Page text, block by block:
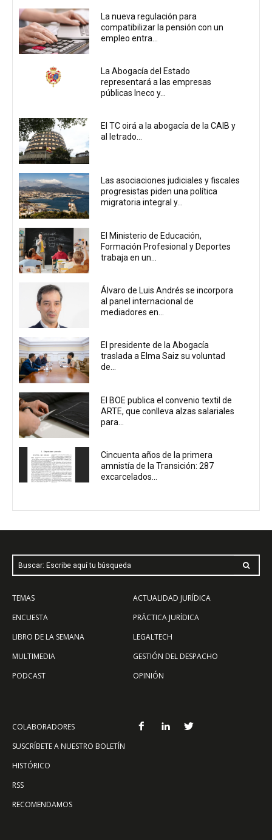
La nueva regulación para
compatibilizar la pensión con un
empleo entra...
La Abogacía del Estado
representará a las empresas
públicas Ineco y...
El TC oirá a la abogacía de la CAIB y
al letrado...
Las asociaciones judiciales y fiscales
progresistas piden una política
migratoria integral y...
El Ministerio de Educación,
Formación Profesional y Deportes
trabaja en un...
Álvaro de Luis Andrés se incorpora
al panel internacional de
mediadores en...
El presidente de la Abogacía
traslada a Elma Saiz su voluntad
de...
El BOE publica el convenio textil de
ARTE, que conlleva alzas salariales
para...
Cincuenta años de la primera
amnistía de la Transición: 287
excarcelados...
Buscar: Escribe aquí tu búsqueda
TEMAS
ENCUESTA
LIBRO DE LA SEMANA
MULTIMEDIA
PODCAST
ACTUALIDAD JURÍDICA
PRÁCTICA JURÍDICA
LEGALTECH
GESTIÓN DEL DESPACHO
OPINIÓN
COLABORADORES
SUSCRÍBETE A NUESTRO BOLETÍN
HISTÓRICO
RSS
RECOMENDAMOS